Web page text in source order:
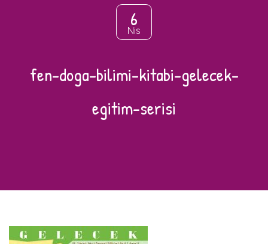
6
Nis
fen-doga-bilimi-kitabi-gelecek-
egitim-serisi